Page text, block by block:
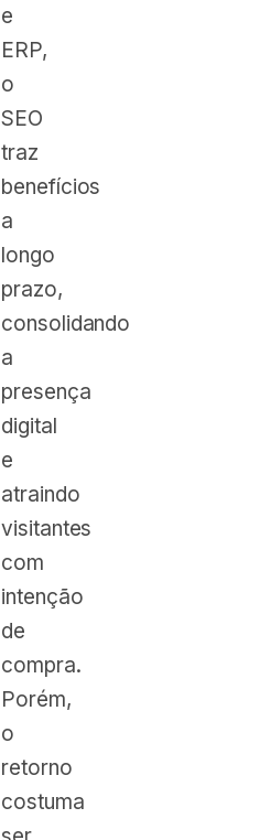
e
ERP,
o
SEO
traz
benefícios
a
longo
prazo,
consolidando
a
presença
digital
e
atraindo
visitantes
com
intenção
de
compra.
Porém,
o
retorno
costuma